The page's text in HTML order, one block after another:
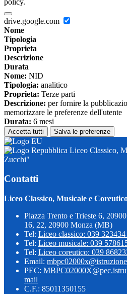
drive.google.com
Nome
Tipologia
Proprieta
Descrizione
Durata
Nome: NID
Tipologia: analitico
Proprieta: Terze parti
Descrizione: per fornire la
memorizzare le preferenze dell'utente
Durata: 6 mesi
Accetta tutti Salva le preferenze
Liceo Classico,
Zucchi"
Contatti
Liceo Classico, Musicale e
Piazza Trento e Trieste 6,
16, 22, 20900 Monza (MB)
Tel: Liceo classico: 039
Tel: Liceo musicale: 039
Tel: Liceo coreutico: 039
Email:
PEC:
mail
C.F.: 85011350155